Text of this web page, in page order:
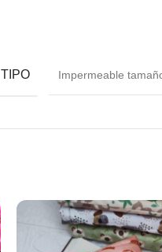
TIPO Impermeable